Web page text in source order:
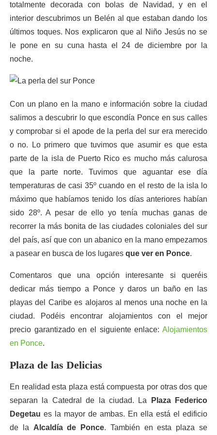
totalmente decorada con bolas de Navidad, y en el
interior descubrimos un Belén al que estaban dando los
últimos toques. Nos explicaron que al Niño Jesús no se
le pone en su cuna hasta el 24 de diciembre por la
noche.
Con un plano en la mano e información sobre la ciudad
salimos a descubrir lo que escondía Ponce en sus calles
y comprobar si el apode de la perla del sur era merecido
o no. Lo primero que tuvimos que asumir es que esta
parte de la isla de Puerto Rico es mucho más calurosa
que la parte norte. Tuvimos que aguantar ese día
temperaturas de casi 35º cuando en el resto de la isla lo
máximo que habíamos tenido los días anteriores habían
sido 28º. A pesar de ello yo tenía muchas ganas de
recorrer la más bonita de las ciudades coloniales del sur
del país, así que con un abanico en la mano empezamos
a pasear en busca de los lugares que ver en Ponce.
Comentaros que una opción interesante si queréis
dedicar más tiempo a Ponce y daros un baño en las
playas del Caribe es alojaros al menos una noche en la
ciudad. Podéis encontrar alojamientos con el mejor
precio garantizado en el siguiente enlace: Alojamientos
en Ponce.
Plaza de las Delicias
En realidad esta plaza está compuesta por otras dos que
separan la Catedral de la ciudad. La
Plaza Federico
Degetau es la mayor de ambas. En ella está el edificio
de la Alcaldía de Ponce. También en esta plaza se